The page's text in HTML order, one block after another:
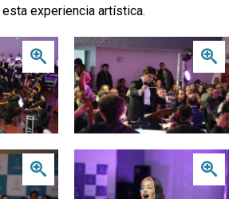
experiencia artística.
Zoom